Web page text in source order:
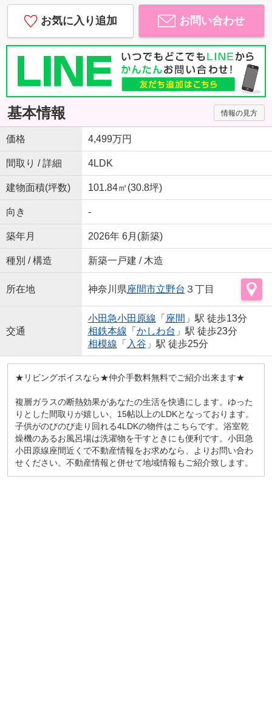
お気に入り追加 お問い合わせ
基本情報 情報の見方
価格 4,499万円
間取り / 詳細 4LDK
建物面積(坪数) 101.84㎡(30.8坪)
向き -
築年月 2026年 6月(新築)
種別 / 構造 新築一戸建 / 木造
所在地 神奈川県座間市立野台 ３丁目
交通
小田急小田原線 「 座間 」駅 徒歩13分
相鉄本線 「 かしわ台 」駅 徒歩23分
相模線 「 入谷 」駅 徒歩25分
★リビングボイスなら★仲介手数料無料でご紹介出来ます★
複層ガラスの断熱効果があなたの生活を快適にします。ゆった
りとした間取りが嬉しい、15帖以上のLDKとなっております。
子供がのびのび走り回れる4LDKの物件はこちらです。浴室乾
燥機のあるお風呂場は洗濯物を干すときにも便利です。小田急
小田原線座間近くで不動産情報をお求めなら、
よりお問い合わ
せください。不動産情報と併せて地域情報もご紹介致します。